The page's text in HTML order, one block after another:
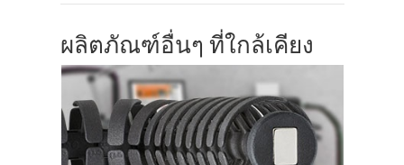
ผลิตภัณฑ์อื่นๆ ที่ใกล้เคียง